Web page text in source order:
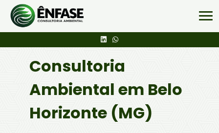
Consultoria
Ambiental em Belo
Horizonte (MG)